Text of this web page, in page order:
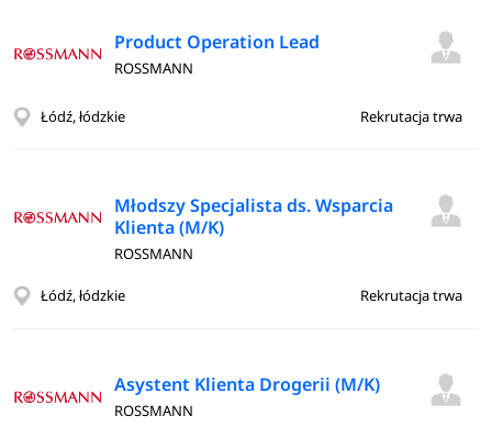
Product Operation Lead
ROSSMANN
Łódź, łódzkie Rekrutacja trwa
Młodszy Specjalista ds. Wsparcia
Klienta (M/K)
ROSSMANN
Łódź, łódzkie Rekrutacja trwa
Asystent Klienta Drogerii (M/K)
ROSSMANN